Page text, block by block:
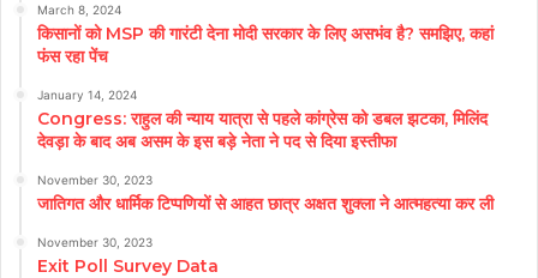
March 8, 2024
किसानों को MSP की गारंटी देना मोदी सरकार के लिए असभंव है? समझिए, कहां
फंस रहा पेंच
January 14, 2024
Congress: राहुल की न्याय यात्रा से पहले कांग्रेस को डबल झटका, मिलिंद
देवड़ा के बाद अब असम के इस बड़े नेता ने पद से दिया इस्तीफा
November 30, 2023
जातिगत और धार्मिक टिप्पणियों से आहत छात्र अक्षत शुक्ला ने आत्महत्या कर ली
November 30, 2023
Exit Poll Survey Data